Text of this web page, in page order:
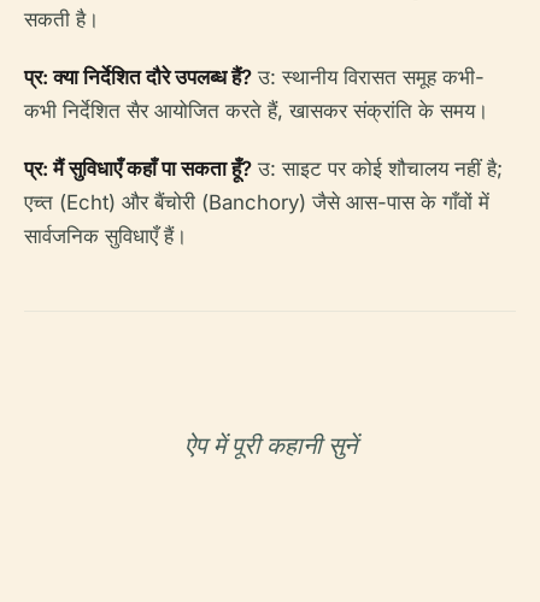
सकती है।
प्र: क्या निर्देशित दौरे उपलब्ध हैं? उ: स्थानीय विरासत समूह कभी-
कभी निर्देशित सैर आयोजित करते हैं, खासकर संक्रांति के समय।
प्र: मैं सुविधाएँ कहाँ पा सकता हूँ? उ: साइट पर कोई शौचालय नहीं है;
एच्त (Echt) और बैंचोरी (Banchory) जैसे आस-पास के गाँवों में
सार्वजनिक सुविधाएँ हैं।
ऐप में पूरी कहानी सुनें